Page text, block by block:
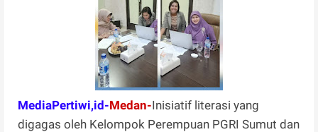
MediaPertiwi,id-Medan-Inisiatif literasi yang
digagas oleh Kelompok Perempuan PGRI Sumut dan